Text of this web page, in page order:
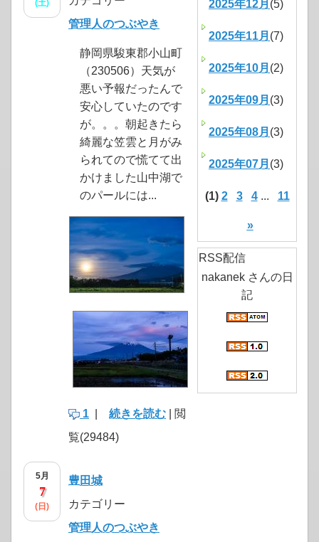
(土)
管理人のつぶやき
静岡県駿東郡小山町
（230506）天気が
悪い予報だったんで
安心していたのです
が。。。朝起きたら
綺麗な笠雲と月がみ
られてので慌てて出
かけました山中湖で
のパールには...
1 続きを読む | 閲
覧(29484)
5月
7
(日)
豊田城
カテゴリー
管理人のつぶやき
2025年12月 (5)
2025年11月 (7)
2025年10月 (2)
2025年09月 (3)
2025年08月 (3)
2025年07月 (3)
(1) 2 3 4... 11
»
RSS配信
nakanek さんの日
記